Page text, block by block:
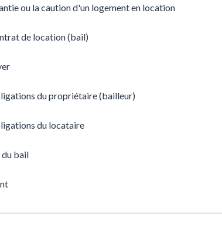
ou la caution d'un logement en location
de location (bail)
du propriétaire (bailleur)
du locataire
bail